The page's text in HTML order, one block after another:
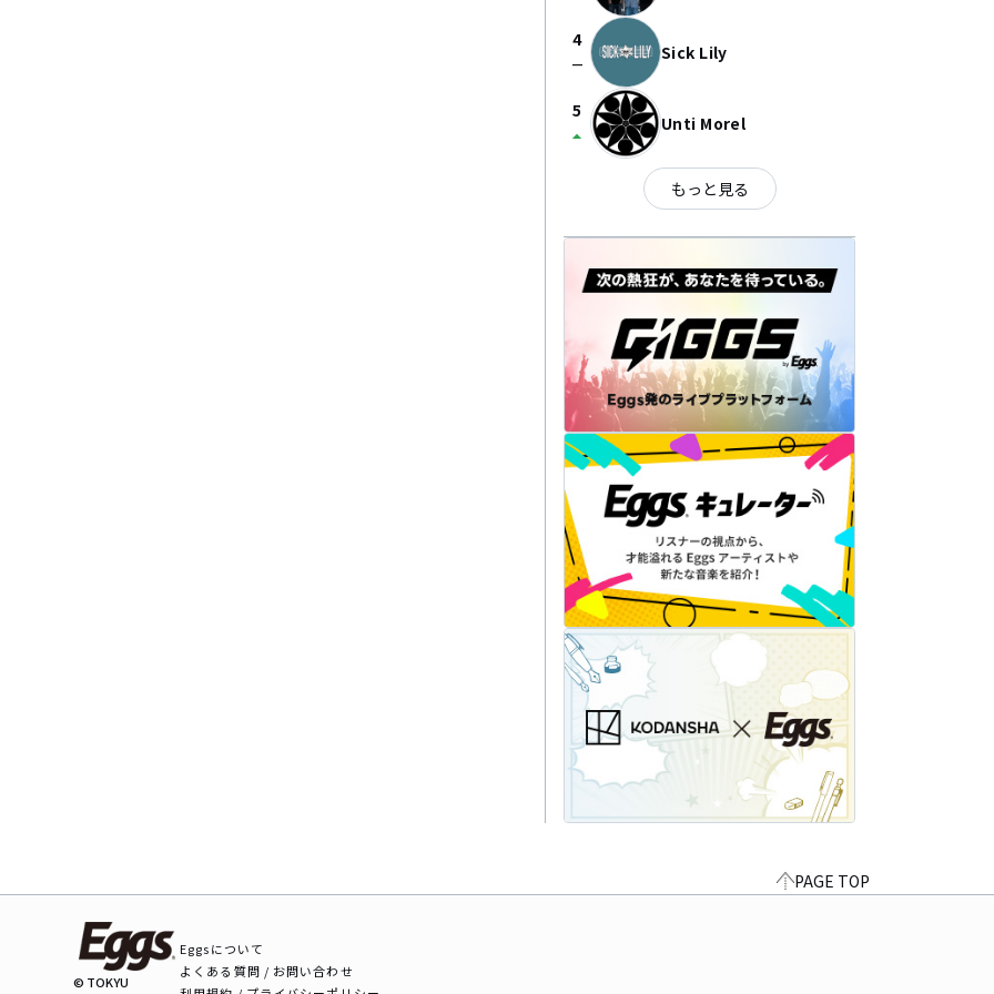
4
check_indeterminate_small Sick Lily
5
arrow_drop_up Unti Morel
もっと見る
PAGE TOP
© TOKYU
Eggsについて
よくある質問 / お問い合わせ